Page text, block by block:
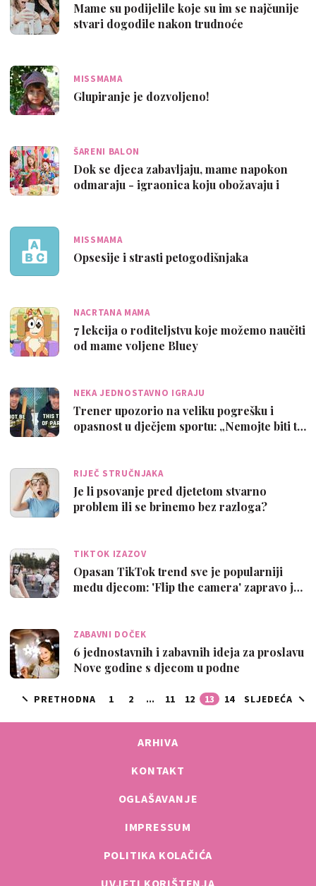
Mame su podijelile koje su im se najčunije
stvari dogodile nakon trudnoće
MISSMAMA
Glupiranje je dozvoljeno!
ŠARENI BALON
Dok se djeca zabavljaju, mame napokon
odmaraju - igraonica koju obožavaju i
MISSMAMA
Opsesije i strasti petogodišnjaka
NACRTANA MAMA
7 lekcija o roditeljstvu koje možemo naučiti
od mame voljene Bluey
NEKA JEDNOSTAVNO IGRAJU
Trener upozorio na veliku pogrešku i
opasnost u dječjem sportu: „Nemojte biti t…
RIJEČ STRUČNJAKA
Je li psovanje pred djetetom stvarno
problem ili se brinemo bez razloga?
TIKTOK IZAZOV
Opasan TikTok trend sve je popularniji
među djecom: 'Flip the camera' zapravo j…
ZABAVNI DOČEK
6 jednostavnih i zabavnih ideja za proslavu
Nove godine s djecom u podne
PRETHODNA 1 2 ... 11 12 13 14 SLJEDEĆA
ARHIVA
KONTAKT
OGLAŠAVANJE
IMPRESSUM
POLITIKA KOLAČIĆA
UVJETI KORIŠTENJA